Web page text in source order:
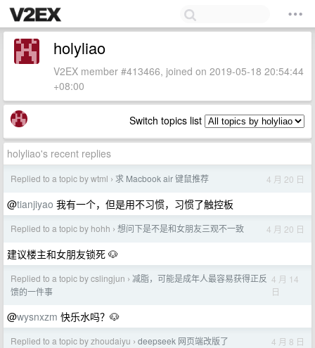
holyliao
V2EX member #413466, joined on 2019-05-18 20:54:44
+08:00
Switch topics list
holyliao's recent replies
Replied to a topic by wtml › 求 Macbook air 键鼠推荐 4 月 20 日
@tianjiyao 我有一个，但是用不习惯，习惯了触控板
Replied to a topic by hohh › 想问下是不是和女朋友三观不一致 4 月 20 日
建议楼主和女朋友锁死 🐶
Replied to a topic by cslingjun › 减脂，可能是成年人最容易获得正反
馈的一件事
4 月 14
日
@wysnxzm 快乐水吗？🐶
Replied to a topic by zhoudaiyu › deepseek 网页端改版了 4 月 8 日